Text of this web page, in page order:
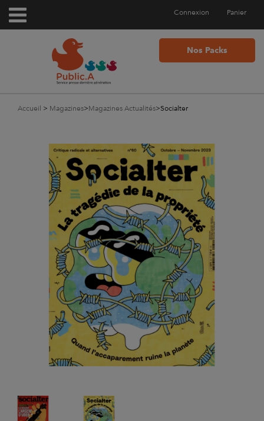
Panier
Connexion
Nos Packs
Accueil > Magazines>Magazines Actualités>Socialter